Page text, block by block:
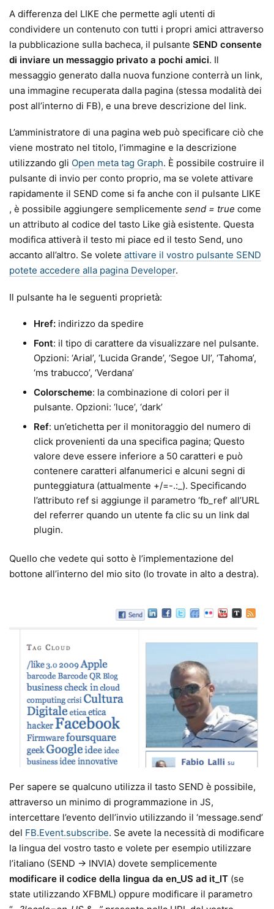
A differenza del LIKE che permette agli utenti di
condividere un contenuto con tutti i propri amici attraverso
la pubblicazione sulla bacheca, il pulsante SEND consente
di inviare un messaggio privato a pochi amici. Il
messaggio generato dalla nuova funzione conterrà un link,
una immagine recuperata dalla pagina (stessa modalità dei
post all’interno di FB), e una breve descrizione del link.
L’amministratore di una pagina web può specificare ciò che
viene mostrato nel titolo, l’immagine e la descrizione
utilizzando gli Open meta tag Graph. È possibile costruire il
pulsante di invio per conto proprio, ma se volete attivare
rapidamente il SEND come si fa anche con il pulsante LIKE
, è possibile aggiungere semplicemente send = true come
un attributo al codice del tasto Like già esistente. Questa
modifica attiverà il testo mi piace ed il testo Send, uno
accanto all’altro. Se volete attivare il vostro pulsante SEND
potete accedere alla pagina Developer.
Il pulsante ha le seguenti proprietà:
Href: indirizzo da spedire
Font: il tipo di carattere da visualizzare nel pulsante.
Opzioni: ‘Arial’, ‘Lucida Grande’, ‘Segoe UI’, ‘Tahoma’,
‘ms trabucco’, ‘Verdana’
Colorscheme: la combinazione di colori per il
pulsante. Opzioni: ‘luce’, ‘dark’
Ref: un’etichetta per il monitoraggio del numero di
click provenienti da una specifica pagina; Questo
valore deve essere inferiore a 50 caratteri e può
contenere caratteri alfanumerici e alcuni segni di
punteggiatura (attualmente +/=-.:_). Specificando
l’attributo ref si aggiunge il parametro ‘fb_ref’ all’URL
del referrer quando un utente fa clic su un link dal
plugin.
Quello che vedete qui sotto è l’implementazione del
bottone all’interno del mio sito (lo trovate in alto a destra).
Per sapere se qualcuno utilizza il tasto SEND è possibile,
attraverso un minimo di programmazione in JS,
intercettare l’evento dell’invio utilizzando il ‘message.send’
del FB.Event.subscribe. Se avete la necessità di modificare
la lingua del vostro tasto e volete per esempio utilizzare
l’italiano (SEND -> INVIA) dovete semplicemente
modificare il codice della lingua da en_US ad it_IT (se
state utilizzando XFBML) oppure modificare il parametro